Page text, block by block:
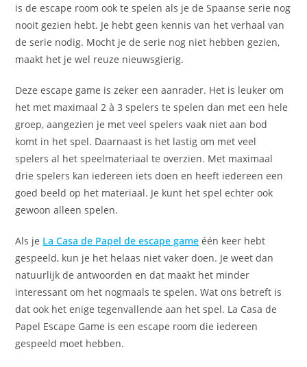
is de escape room ook te spelen als je de Spaanse serie nog
nooit gezien hebt. Je hebt geen kennis van het verhaal van
de serie nodig. Mocht je de serie nog niet hebben gezien,
maakt het je wel reuze nieuwsgierig.
Deze escape game is zeker een aanrader. Het is leuker om
het met maximaal 2 à 3 spelers te spelen dan met een hele
groep, aangezien je met veel spelers vaak niet aan bod
komt in het spel. Daarnaast is het lastig om met veel
spelers al het speelmateriaal te overzien. Met maximaal
drie spelers kan iedereen iets doen en heeft iedereen een
goed beeld op het materiaal. Je kunt het spel echter ook
gewoon alleen spelen.
Als je La Casa de Papel de escape game één keer hebt
gespeeld, kun je het helaas niet vaker doen. Je weet dan
natuurlijk de antwoorden en dat maakt het minder
interessant om het nogmaals te spelen. Wat ons betreft is
dat ook het enige tegenvallende aan het spel. La Casa de
Papel Escape Game is een escape room die iedereen
gespeeld moet hebben.